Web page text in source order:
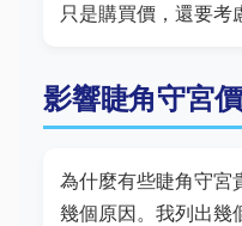
只是購買價，還要考
影響睫角守宮
為什麼有些睫角守宮
幾個原因。我列出幾